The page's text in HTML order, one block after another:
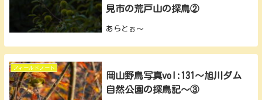
見市の荒戸山の探鳥②
あらとぉ～
フィールドノート
岡山野鳥写真vol:131～旭川ダム
自然公園の探鳥記～③